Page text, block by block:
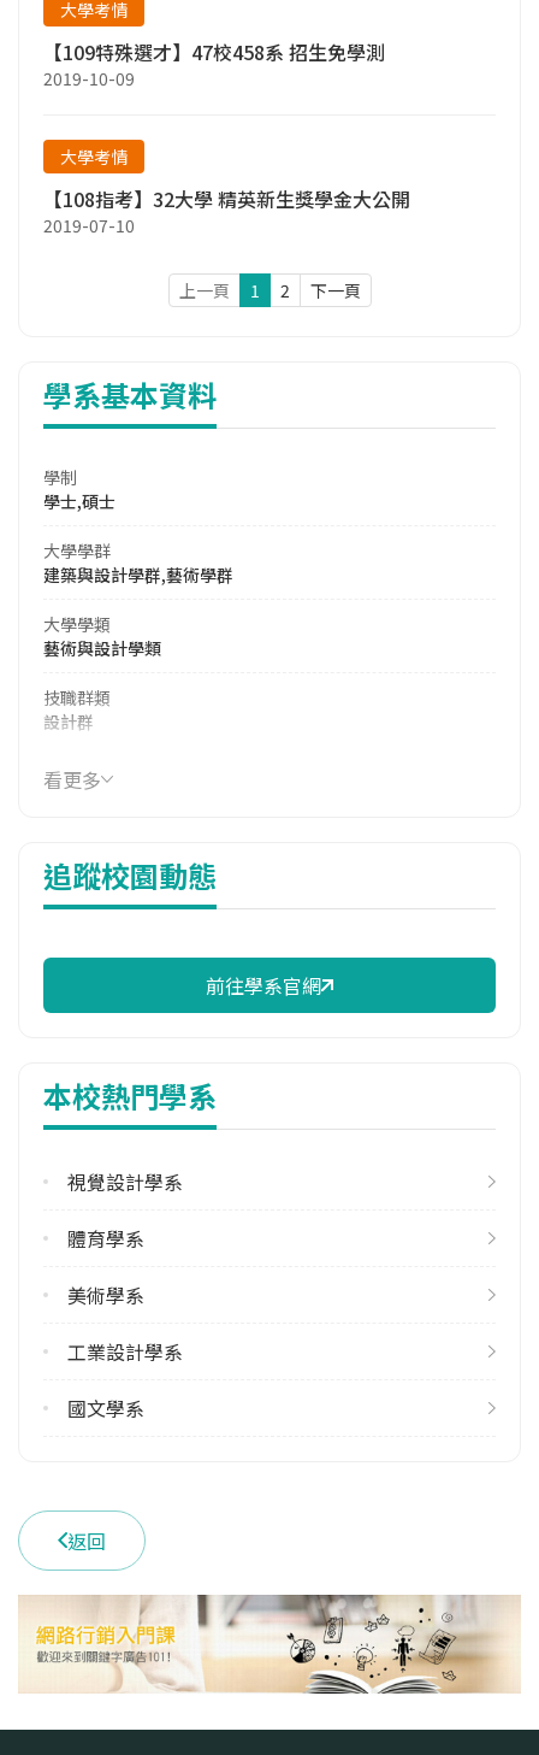
大學考情
【109特殊選才】47校458系 招生免學測
2019-10-09
大學考情
【108指考】32大學 精英新生獎學金大公開
2019-07-10
上一頁 1 2 下一頁
學系基本資料
學制
學士,碩士
大學學群
建築與設計學群,藝術學群
大學學類
藝術與設計學類
技職群類
設計群
114年學費
16,815 元/學期
10,550 元/學期
114年註冊率
(07)7172930 #3010
高雄市苓雅區和平一路116號
看更多
追蹤校園動態
前往學系官網
本校熱門學系
視覺設計學系
體育學系
美術學系
工業設計學系
國文學系
返回